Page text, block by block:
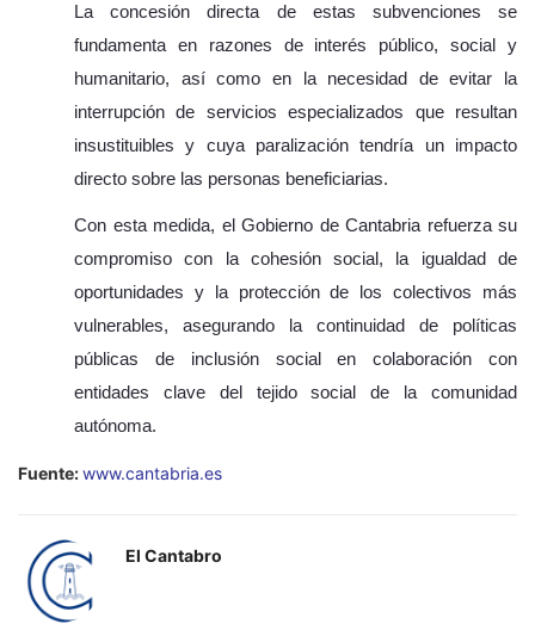
La concesión directa de estas subvenciones se
fundamenta en razones de interés público, social y
humanitario, así como en la necesidad de evitar la
interrupción de servicios especializados que resultan
insustituibles y cuya paralización tendría un impacto
directo sobre las personas beneficiarias.
Con esta medida, el Gobierno de Cantabria refuerza su
compromiso con la cohesión social, la igualdad de
oportunidades y la protección de los colectivos más
vulnerables, asegurando la continuidad de políticas
públicas de inclusión social en colaboración con
entidades clave del tejido social de la comunidad
autónoma.
Fuente:www.cantabria.es
El Cantabro